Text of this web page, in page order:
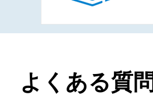
よくある質問